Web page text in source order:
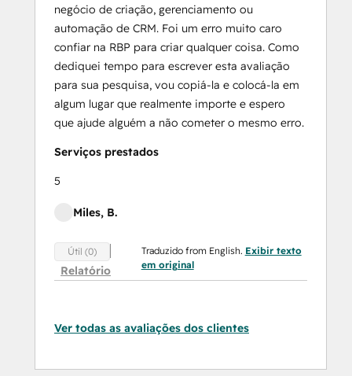
negócio de criação, gerenciamento ou
automação de CRM. Foi um erro muito caro
confiar na RBP para criar qualquer coisa. Como
dediquei tempo para escrever esta avaliação
para sua pesquisa, vou copiá-la e colocá-la em
algum lugar que realmente importe e espero
que ajude alguém a não cometer o mesmo erro.
Serviços prestados
5
Miles, B.
Útil (0)
Relatório
Traduzido from English. Exibir texto
em original
Ver todas as avaliações dos clientes